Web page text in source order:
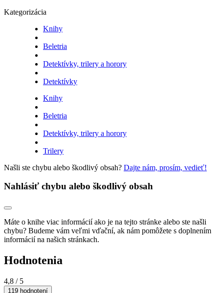
Kategorizácia
Knihy
Beletria
Detektívky, trilery a horory
Detektívky
Knihy
Beletria
Detektívky, trilery a horory
Trilery
Našli ste chybu alebo škodlivý obsah? Dajte nám, prosím, vedieť!
Nahlásiť chybu alebo škodlivý obsah
Máte o knihe viac informácií ako je na tejto stránke alebo ste našli
chybu? Budeme vám veľmi vďační, ak nám pomôžete s doplnením
informácií na našich stránkach.
Hodnotenia
4,8 / 5
119 hodnotení